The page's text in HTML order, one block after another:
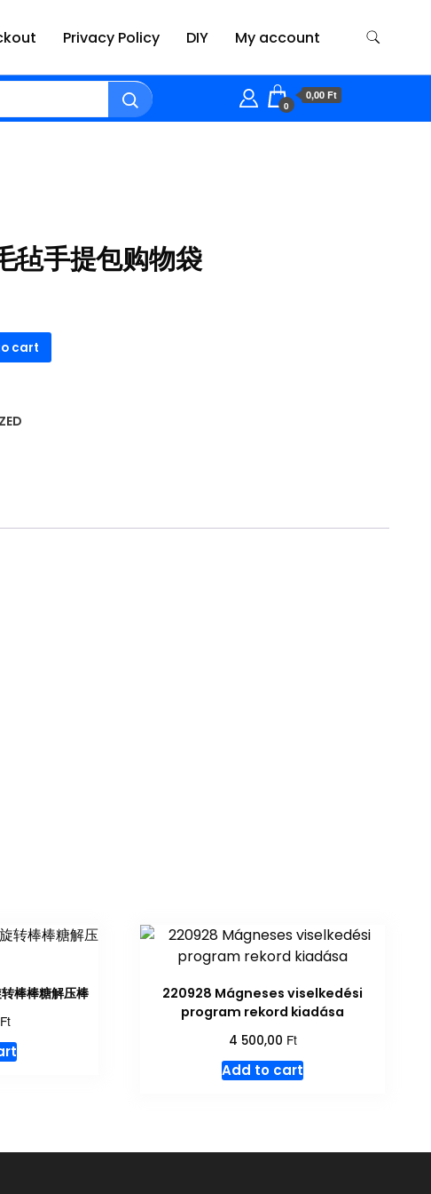
Privacy Policy DIY My account
0
0,00 Ft
手提包购物袋
cart
棒棒糖解压棒
Ft
220928 Mágneses viselkedési
program rekord kiadása
4 500,00 Ft
Add to cart